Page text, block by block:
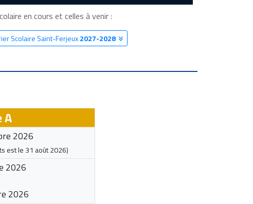
en cours et celles à venir :
Scolaire Saint-Ferjeux2027-2028
A
2026
est le 31 août 2026)
2026
2026